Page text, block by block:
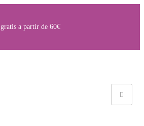
gratis a partir de 60€